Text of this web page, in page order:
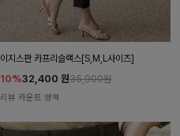
이지스판 카프리슬랙스[S,M,L사이즈]
10%32,400 원35,900원
리뷰 카운트 영역